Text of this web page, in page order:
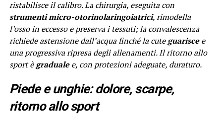
ristabilisce il calibro. La chirurgia, eseguita con
strumenti micro-otorinolaringoiatrici, rimodella
l’osso in eccesso e preserva i tessuti; la convalescenza
richiede astensione dall’acqua finché la cuteguariscee
una progressiva ripresa degli allenamenti. Il ritorno allo
sport ègradualee, con protezioni adeguate, duraturo.
Piede e unghie: dolore, scarpe,
ritorno allo sport